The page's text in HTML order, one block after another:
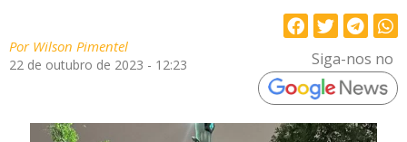
PorWilson Pimentel
22 de outubro de 2023 - 12:23 Siga-nos no